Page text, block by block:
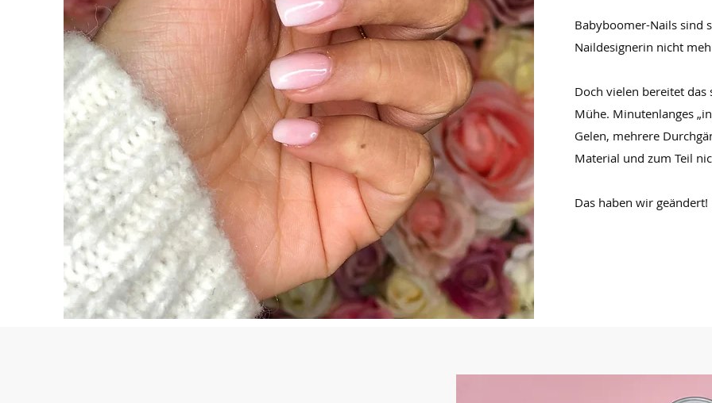
Babyboomer-Nails sind
Naildesignerin nicht
Doch vielen bereitet
Mühe. Minutenlanges
Gelen, mehrere
Material und zum Teil
Das haben wir geändert!